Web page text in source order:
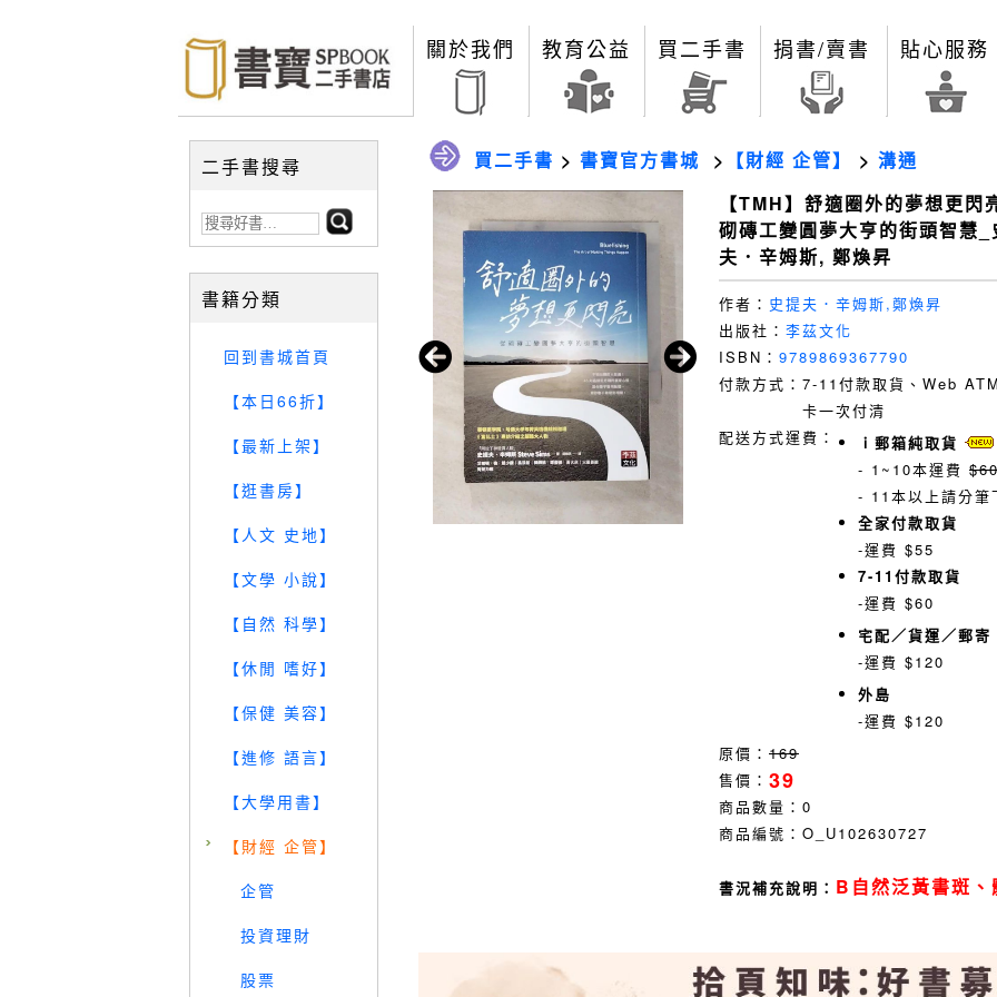
關於我們 教育公益 買二手書 捐書/賣書 貼心服務
二手書搜尋
書籍分類
回到書城首頁
【本日66折】
【最新上架】
【逛書房】
【人文 史地】
【文學 小說】
【自然 科學】
【休閒 嗜好】
【保健 美容】
【進修 語言】
【大學用書】
【財經 企管】
企管
投資理財
股票
買二手書 > 書寶官方書城 > 【財經 企管】 > 溝通
【TMH】舒適圈外的夢想更閃
砌磚工變圓夢大亨的街頭智慧_
夫．辛姆斯, 鄭煥昇
作者： 史提夫．辛姆斯,鄭煥昇
出版社： 李茲文化
ISBN： 9789869367790
付款方式： 7-11付款取貨、Web
卡一次付清
配送方式運費：
ｉ郵箱純取貨
- 1~10本運費
- 11本以上請分筆
全家付款取貨
-運費 $55
7-11付款取貨
-運費 $60
宅配／貨運／郵寄
-運費 $120
外島
-運費 $120
原價： 169
售價： 39
商品數量： 0
商品編號： O_U102630727
書況補充說明： B自然泛黃書斑、